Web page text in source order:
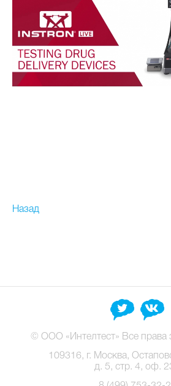
Назад
© ООО «Интелтест» Все
109316, г. Москва,
д. 5, стр. 4, оф.